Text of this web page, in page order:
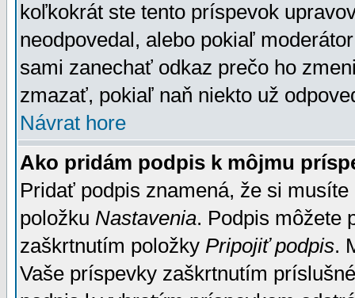
koľkokrát ste tento príspevok
neodpovedal, alebo pokiaľ
sami zanechať odkaz prečo ho
zmazať, pokiaľ naň niekto už
Návrat hore
Ako pridám podpis k môjmu
Pridať podpis znamená, že si
položku Nastavenia. Podpis môžete
zaškrtnutím položky Pripojiť podpis.
Vaše príspevky zaškrtnutím